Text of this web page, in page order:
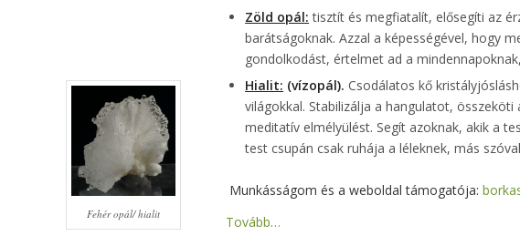
Fehér opál/ hialit
Zöld opál: tisztít és megfiatalít, elősegíti az
barátságoknak. Azzal a képességével, hogy
gondolkodást, értelmet ad a
Hialit: (vízopál). Csodálatos kő
világokkal. Stabilizálja a hangulatot,
meditatív elmélyülést. Segít azoknak, akik a
test csupán csak ruhája a léleknek, más
Munkásságom és a weboldal támogatója:
Tovább…